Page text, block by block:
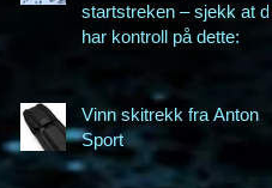
startstreken – sjekk at du
har kontroll på dette:
Vinn skitrekk fra Anton
Sport